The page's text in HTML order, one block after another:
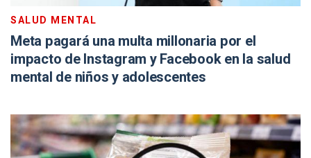
SALUD MENTAL
Meta pagará una multa millonaria por el
impacto de Instagram y Facebook en la salud
mental de niños y adolescentes